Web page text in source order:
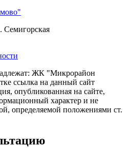
Семигорская
ЖК "Микрорайон
ссылка на данный сайт
опубликованная на сайте,
характер и не
определяемой положениями ст.